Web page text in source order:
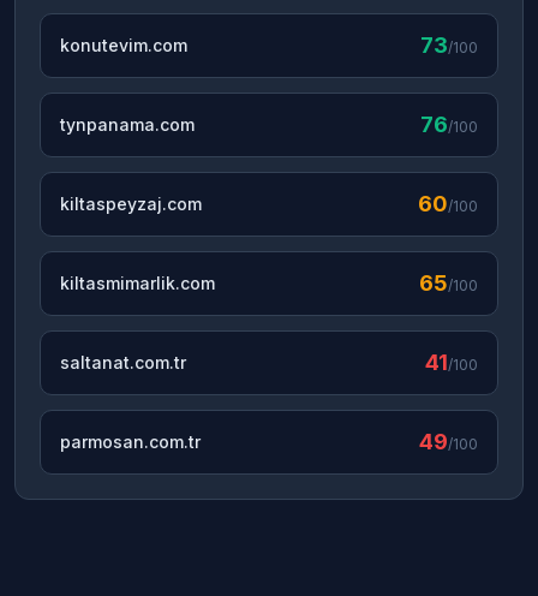
konutevim.com 73/100
tynpanama.com 76/100
kiltaspeyzaj.com 60/100
kiltasmimarlik.com 65/100
saltanat.com.tr 41/100
parmosan.com.tr 49/100